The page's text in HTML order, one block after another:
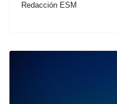
Redacción ESM